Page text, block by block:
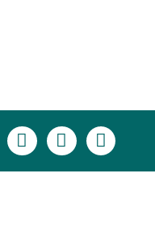
F
a
c
I
n
s
T
i
k